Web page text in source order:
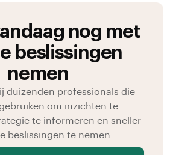
nog met
beslissingen
nemen
duizenden professionals die
om inzichten te
te informeren en sneller
beslissingen te nemen.